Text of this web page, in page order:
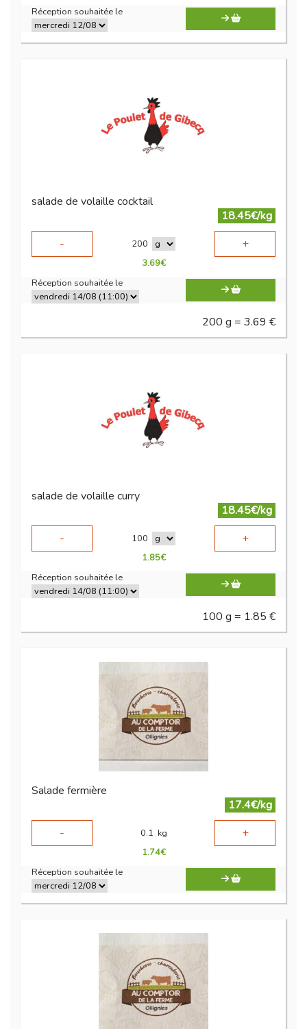
Réception souhaitée le
salade de volaille cocktail
18.45€/kg
-
200 +
3.69€
Réception souhaitée le
200 g = 3.69 €
salade de volaille curry
18.45€/kg
-
100 +
1.85€
Réception souhaitée le
100 g = 1.85 €
Salade fermière
17.4€/kg
-
0.1 kg +
1.74€
Réception souhaitée le